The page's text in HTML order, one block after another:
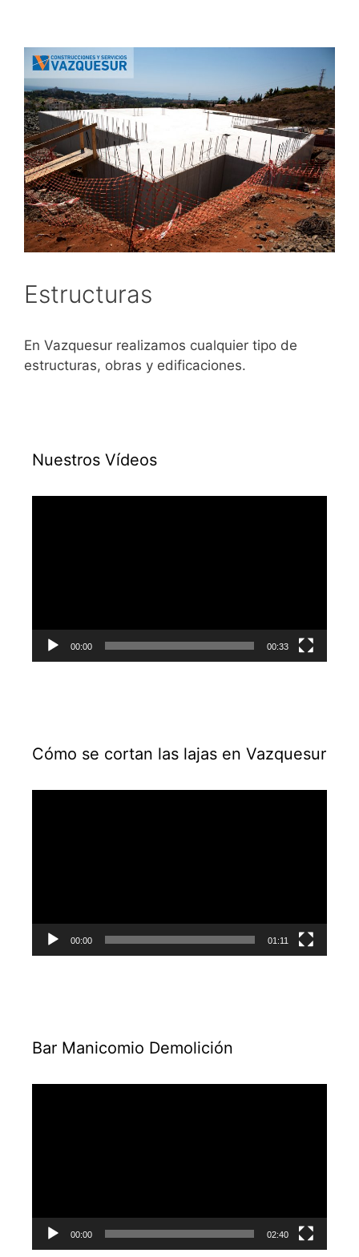
Estructuras
En Vazquesur realizamos cualquier tipo de
estructuras, obras y edificaciones.
Nuestros Vídeos
00:00 00:33
Cómo se cortan las lajas en Vazquesur
00:00 01:11
Bar Manicomio Demolición
00:00 02:40